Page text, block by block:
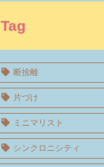
Tag
断捨離
片づけ
ミニマリスト
シンクロニシティ